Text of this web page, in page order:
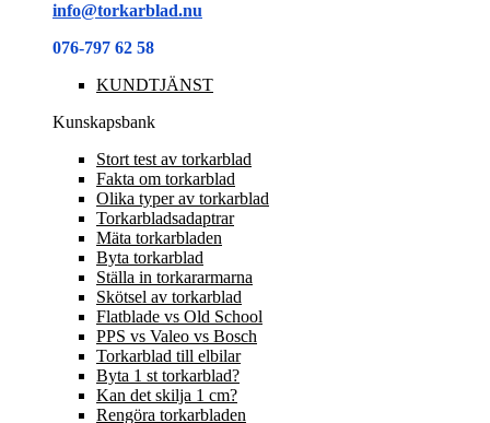
info@torkarblad.nu
076-797 62 58
KUNDTJÄNST
Kunskapsbank
Stort test av torkarblad
Fakta om torkarblad
Olika typer av torkarblad
Torkarbladsadaptrar
Mäta torkarbladen
Byta torkarblad
Ställa in torkararmarna
Skötsel av torkarblad
Flatblade vs Old School
PPS vs Valeo vs Bosch
Torkarblad till elbilar
Byta 1 st torkarblad?
Kan det skilja 1 cm?
Rengöra torkarbladen